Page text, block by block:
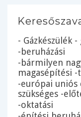
- Gázkészülék
-beruházási
-bármilyen
magasépítési
-európai uniós
szükséges -
-oktatási